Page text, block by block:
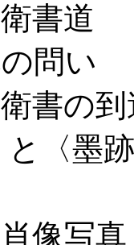
衛書
の問
書の
と〈
像写